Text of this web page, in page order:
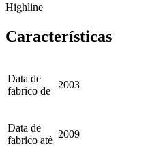
Highline
Características
Data de
fabrico de
2003
Data de
fabrico até
2009